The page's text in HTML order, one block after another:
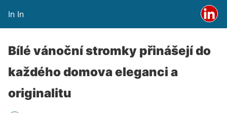
In In
Bílé vánoční stromky přinášejí do
každého domova eleganci a
originalitu